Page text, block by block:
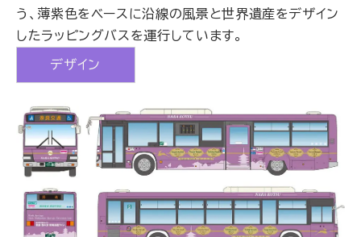
う、薄紫色をベースに沿線の風景と世界遺産をデザイン
したラッピングバスを運行しています。
デザイン